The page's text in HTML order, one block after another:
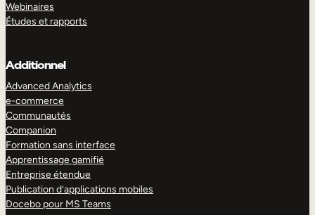
Webinaires
Études et rapports
Additionnel
Advanced Analytics
e-commerce
Communautés
Companion
Formation sans interface
Apprentissage gamifié
Entreprise étendue
Publication d’applications mobiles
Docebo pour MS Teams